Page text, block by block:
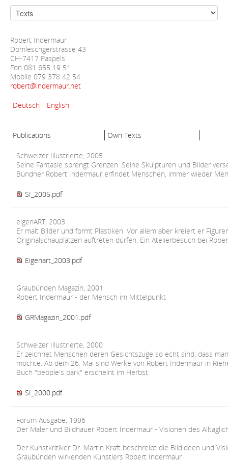
Robert Indermaur
Domleschgerstrasse 43
CH-7417 Paspels
Fon 081 655 19 51
Mobile 079 378 42 54
robert@indermaur.net
Deutsch
English
Publications Own Texts
Schweizer Illustrierte, 2005
Seine Fantasie sprengt Grenzen. Seine Skulpturen und Bilder
Bündner Robert Indermaur erfindet Menschen, immer wieder
SI_2005.pdf
eigenART, 2003
Er malt Bilder und formt Plastiken. Vor allem aber kreiert er
Originalschauplätzen auftreten dürfen. Ein Atelierbesuch bei
Eigenart_2003.pdf
Graubünden Magazin, 2001
Robert Indermaur - der Mensch im Mittelpunkt
GRMagazin_2001.pdf
Schweizer Illustrierte, 2000
Er zeichnet Menschen deren Gesichtszüge so echt sind, dass
möchte. Ab dem 26. Mai sind Werke von Robert Indermaur in
Buch "people's park" erscheint im Herbst.
SI_2000.pdf
Forum Ausgabe, 1996
Der Maler und Bildhauer Robert Indermaur - Visionen des
Der Kunstkritiker Dr. Martin Kraft beschreibt die Bildideen und
Graubünden wirkenden Künstlers Robert Indermaur